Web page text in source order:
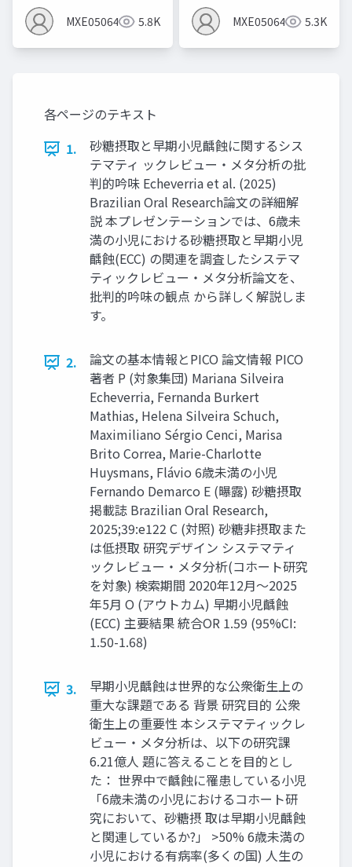
とMindsの間違いあ
り）
MXE05064 5.8K MXE05064 5.3K
各ページのテキスト
1.
砂糖摂取と早期小児齲蝕に関するシス
テマティ ックレビュー・メタ分析の批
判的吟味 Echeverria et al. (2025)
Brazilian Oral Research論文の詳細解
説 本プレゼンテーションでは、6歳未
満の小児における砂糖摂取と早期小児
齲蝕(ECC) の関連を調査したシステマ
ティックレビュー・メタ分析論文を、
批判的吟味の観点 から詳しく解説しま
す。
2.
論文の基本情報とPICO 論文情報 PICO
著者 P (対象集団) Mariana Silveira
Echeverria, Fernanda Burkert
Mathias, Helena Silveira Schuch,
Maximiliano Sérgio Cenci, Marisa
Brito Correa, Marie-Charlotte
Huysmans, Flávio 6歳未満の小児
Fernando Demarco E (曝露) 砂糖摂取
掲載誌 Brazilian Oral Research,
2025;39:e122 C (対照) 砂糖非摂取また
は低摂取 研究デザイン システマティ
ックレビュー・メタ分析(コホート研究
を対象) 検索期間 2020年12月〜2025
年5月 O (アウトカム) 早期小児齲蝕
(ECC) 主要結果 統合OR 1.59 (95%CI:
1.50-1.68)
3.
早期小児齲蝕は世界的な公衆衛生上の
重大な課題である 背景 研究目的 公衆
衛生上の重要性 本システマティックレ
ビュー・メタ分析は、以下の研究課
6.21億人 題に答えることを目的とし
た： 世界中で齲蝕に罹患している小児
「6歳未満の小児におけるコホート研
究において、砂糖摂 取は早期小児齲蝕
と関連しているか?」 >50% 6歳未満の
小児における有病率(多くの国) 人生の